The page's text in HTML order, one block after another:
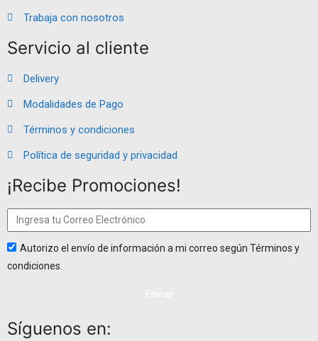
Trabaja con nosotros
Servicio al cliente
Delivery
Modalidades de Pago
Términos y condiciones
Política de seguridad y privacidad
¡Recibe Promociones!
Autorizo el envío de información a mi correo según Términos y
condiciones.
Síguenos en: